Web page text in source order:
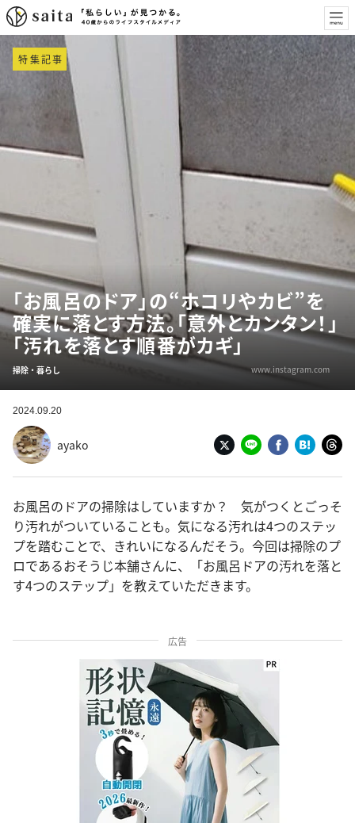
特集記事
「お風呂のドア」の“ホコリやカビ”を
確実に落とす方法。「意外とカンタン！」
「汚れを落とす順番がカギ」
掃除・暮らし www.instagram.com
2024.09.20
ayako
お風呂のドアの掃除はしていますか？ 気がつくとごっそ
り汚れがついていることも。気になる汚れは4つのステッ
プを踏むことで、きれいになるんだそう。今回は掃除のプ
ロであるおそうじ本舗さんに、「お風呂ドアの汚れを落と
す4つのステップ」を教えていただきます。
広告